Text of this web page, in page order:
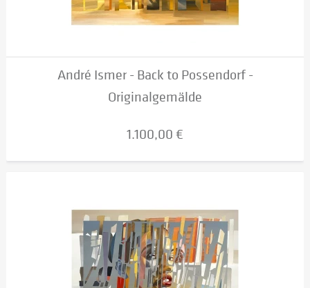
André Ismer - Back to Possendorf -
Originalgemälde
1.100,00 €